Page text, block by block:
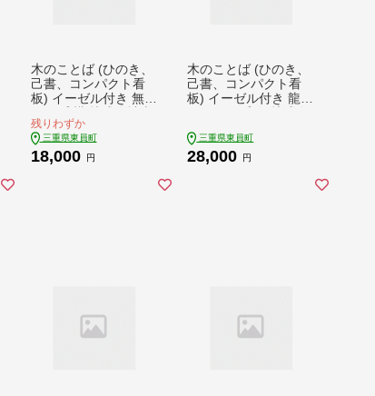
木のことば (ひのき、
己書、コンパクト看
板) イーゼル付き 無地
満満猫 1個《90日以内
に出荷予定(土日祝除
く)》三重県 東員町 紀
残りわずか
三重県東員町
18,000 円
木のことば (ひのき、
己書、コンパクト看
板) イーゼル付き 龍神
以内に出荷予定(土日
祝除く)》三重県 東員
三重県東員町
28,000 円